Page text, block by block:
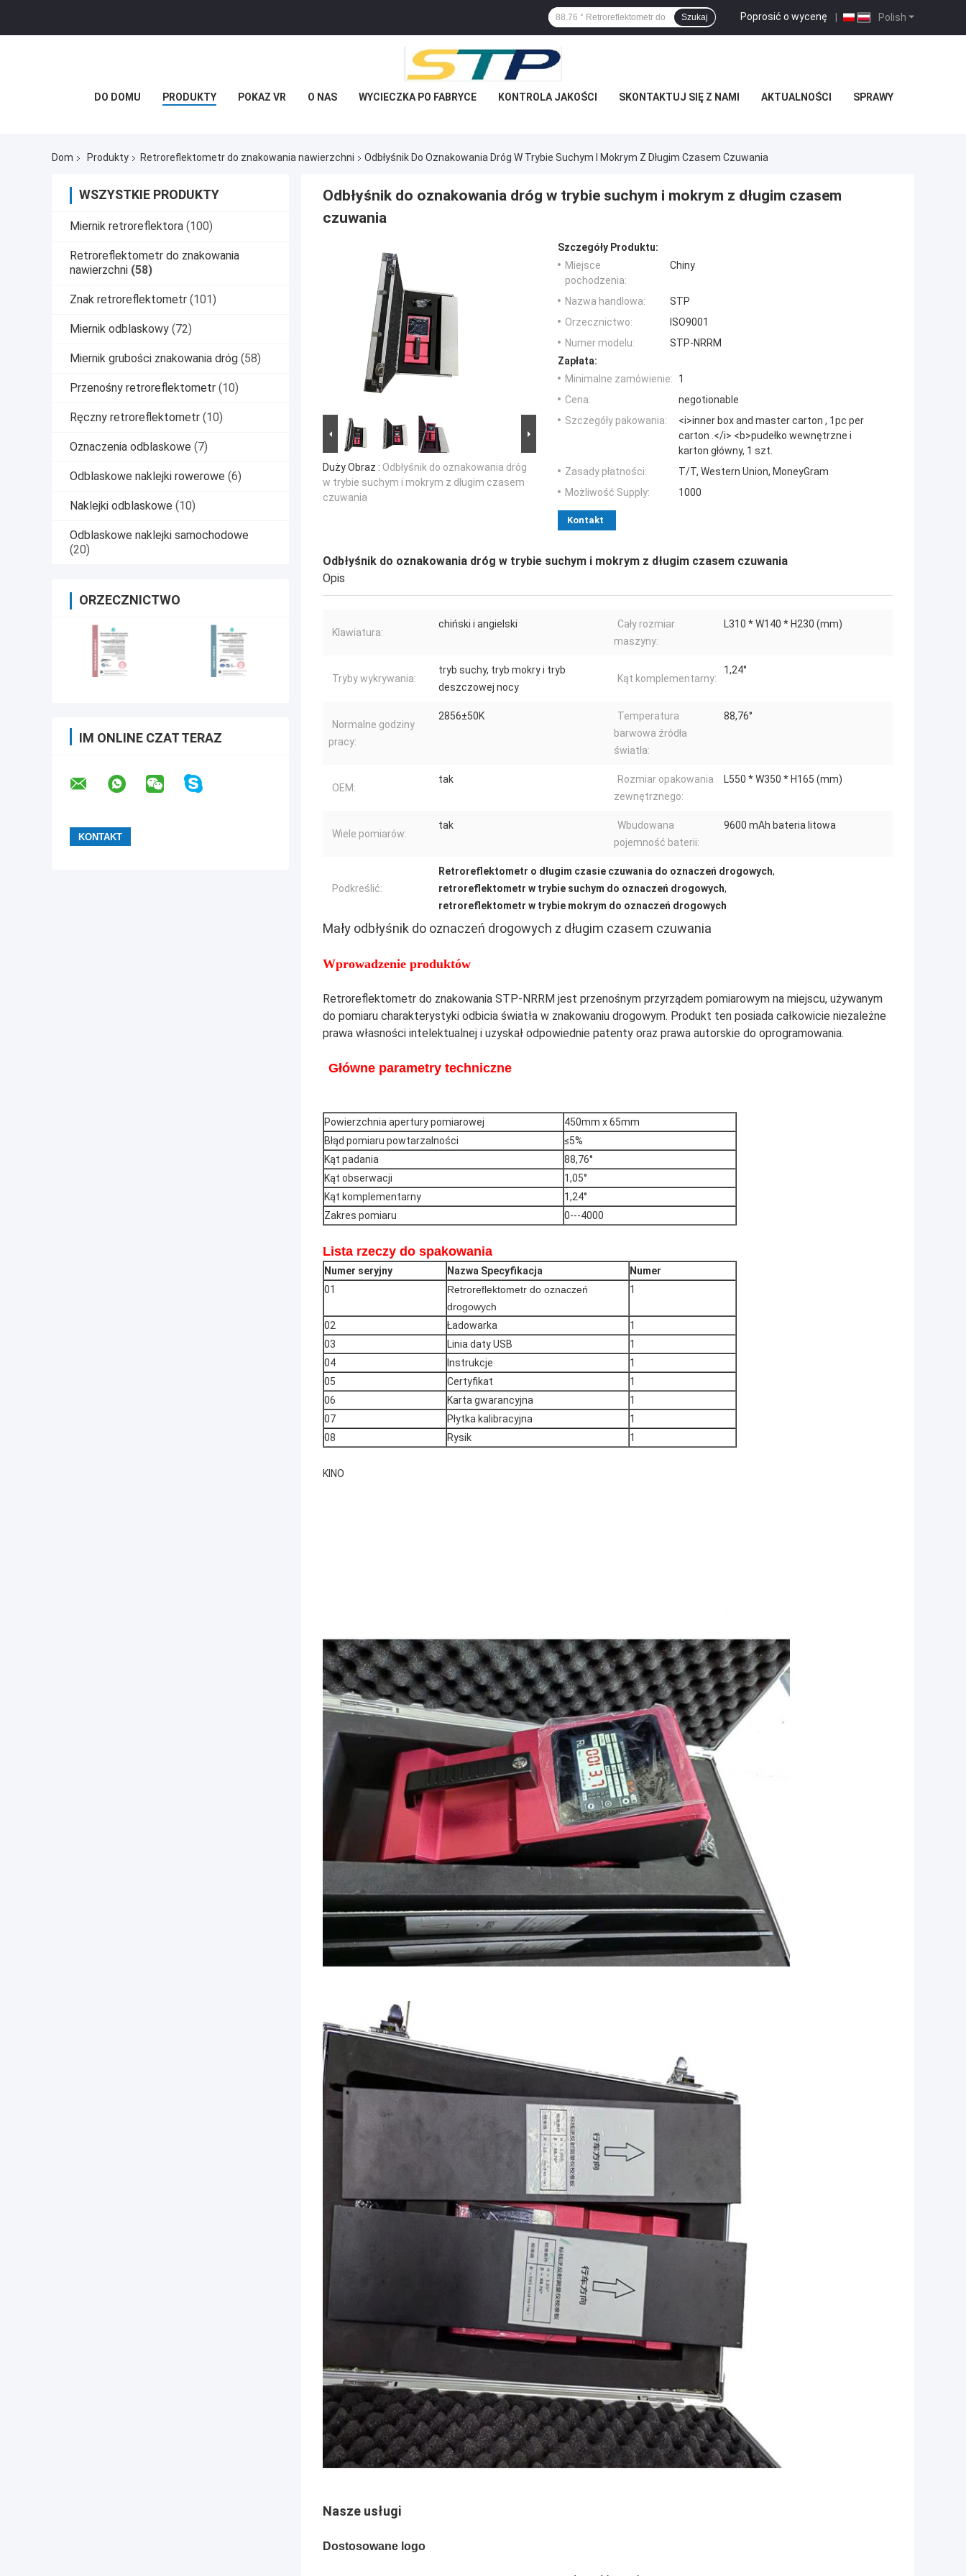
Polish
Poprosić o wycenę |
Szukaj
DO DOMU PRODUKTY POKAZ VR O NAS WYCIECZKA PO FABRYCE KONTROLA JAKOŚCI SKONTAKTUJ SIĘ Z NAMI AKTUALNOŚCI SPRAWY
Dom Produkty Retroreflektometr do znakowania nawierzchni Odbłyśnik Do Oznakowania Dróg W Trybie Suchym I Mokrym Z Długim Czasem Czuwania
WSZYSTKIE PRODUKTY
Miernik retroreflektora (100)
Retroreflektometr do znakowania
nawierzchni (58)
Znak retroreflektometr (101)
Miernik odblaskowy (72)
Miernik grubości znakowania dróg (58)
Przenośny retroreflektometr (10)
Ręczny retroreflektometr (10)
Oznaczenia odblaskowe (7)
Odblaskowe naklejki rowerowe (6)
Naklejki odblaskowe (10)
Odblaskowe naklejki samochodowe
(20)
ORZECZNICTWO
IM ONLINE CZAT TERAZ
Odbłyśnik do oznakowania dróg w trybie suchym i mokrym z długim czasem
czuwania
Duży Obraz : Odbłyśnik do oznakowania dróg
w trybie suchym i mokrym z długim czasem
czuwania
Szczegóły Produktu:
Miejsce
pochodzenia:
Chiny
Nazwa handlowa:
STP
Orzecznictwo:
ISO9001
Numer modelu:
STP-NRRM
Zapłata:
Minimalne zamówienie:
1
Cena:
negotionable
Szczegóły pakowania:
<i>inner box and master carton , 1pc per
carton .</i> <b>pudełko wewnętrzne i
karton główny, 1 szt.
Zasady płatności:
T/T, Western Union, MoneyGram
Możliwość Supply:
1000
Kontakt
Odbłyśnik do oznakowania dróg w trybie suchym i mokrym z długim czasem czuwania
Opis
Klawiatura:
chiński i angielski
Cały rozmiar
maszyny:
L310 * W140 * H230 (mm)
Tryby wykrywania:
tryb suchy, tryb mokry i tryb
deszczowej nocy
Kąt komplementarny:
1,24°
Normalne godziny
pracy:
2856±50K
Temperatura
barwowa źródła
światła:
88,76°
OEM:
tak
Rozmiar opakowania
zewnętrznego:
L550 * W350 * H165 (mm)
Wiele pomiarów:
tak
Wbudowana
pojemność baterii:
9600 mAh bateria litowa
Podkreślić:
Retroreflektometr o długim czasie czuwania do oznaczeń drogowych,
retroreflektometr w trybie suchym do oznaczeń drogowych,
retroreflektometr w trybie mokrym do oznaczeń drogowych
Mały odbłyśnik do oznaczeń drogowych z długim czasem czuwania
Wprowadzenie produktów
Retroreflektometr do znakowania STP-NRRM jest przenośnym przyrządem pomiarowym na miejscu, używanym
do pomiaru charakterystyki odbicia światła w znakowaniu drogowym. Produkt ten posiada całkowicie niezależne
prawa własności intelektualnej i uzyskał odpowiednie patenty oraz prawa autorskie do oprogramowania.
Główne parametry techniczne
Powierzchnia apertury pomiarowej
450mm x 65mm
Błąd pomiaru powtarzalności
≤5%
Kąt padania
88,76°
Kąt obserwacji
1,05°
Kąt komplementarny
1,24°
Zakres pomiaru
0---4000
Lista rzeczy do spakowania
Numer seryjny Nazwa Specyfikacja
Numer
01
Retroreflektometr do oznaczeń
drogowych
1
02 Ładowarka
1
03
Linia daty USB
1
04
Instrukcje
1
05
Certyfikat
1
06
Karta gwarancyjna
1
07
Płytka kalibracyjna
1
08
Rysik 1
KINO
Nasze usługi
Dostosowane logo